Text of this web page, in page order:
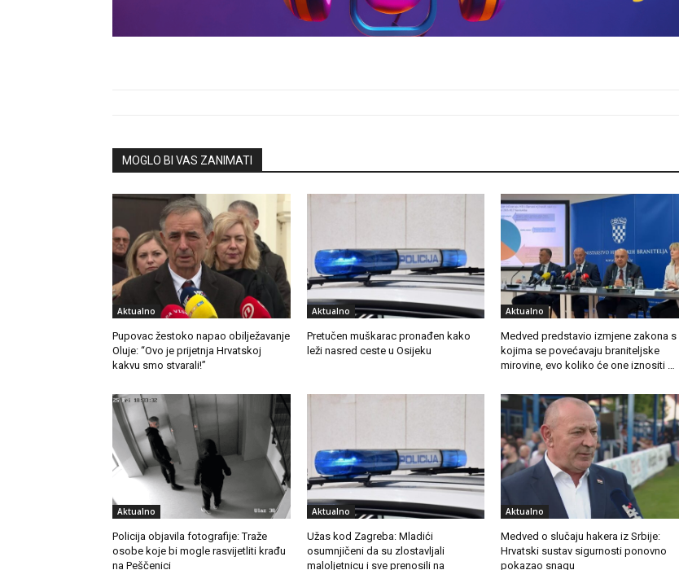
MOGLO BI VAS ZANIMATI
Aktualno
Pupovac žestoko napao obilježavanje
Oluje: “Ovo je prijetnja Hrvatskoj
kakvu smo stvarali!”
Aktualno
Pretučen muškarac pronađen kako
leži nasred ceste u Osijeku
Aktualno
Medved predstavio izmjene zakona s
kojima se povećavaju braniteljske
mirovine, evo koliko će one iznositi …
Aktualno
Policija objavila fotografije: Traže
osobe koje bi mogle rasvijetliti krađu
na Peščenici
Aktualno
Užas kod Zagreba: Mladići
osumnjičeni da su zlostavljali
maloljetnicu i sve prenosili na
Aktualno
Medved o slučaju hakera iz Srbije:
Hrvatski sustav sigurnosti ponovno
pokazao snagu